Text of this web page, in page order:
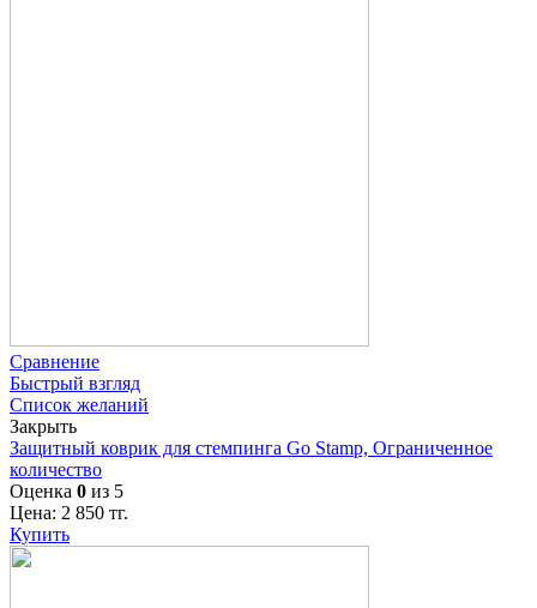
Сравнение
Быстрый взгляд
Список желаний
Закрыть
Защитный коврик для стемпинга Go Stamp, Ограниченное
количество
Оценка 0 из 5
Цена: 2 850 тг.
Купить